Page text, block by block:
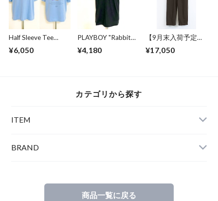
Half Sleeve Tee
Lefty Art Blue
¥6,050
PLAYBOY "Rabbit
Logo T-Shirt Black
¥4,180
【9月末入荷予定】
Pants Chocolate
¥17,050
カテゴリから探す
ITEM
BRAND
商品一覧に戻る